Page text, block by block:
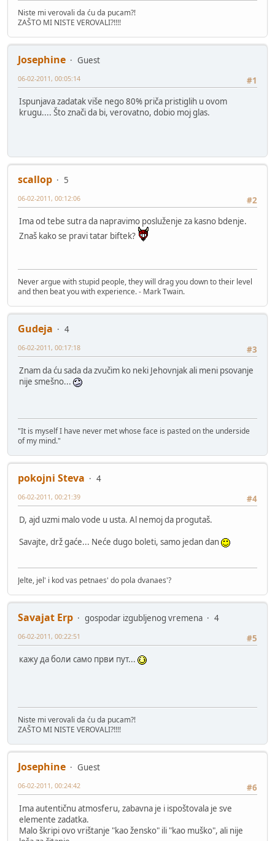
Niste mi verovali da ću da pucam?!
ZAŠTO MI NISTE VEROVALI?!!!!
Josephine
Guest
#1
06-02-2011, 00:05:14
Ispunjava zadatak više nego 80% priča pristiglih u ovom
krugu.... Što znači da bi, verovatno, dobio moj glas.
scallop
5
#2
06-02-2011, 00:12:06
Ima od tebe sutra da napravimo posluženje za kasno bdenje.
Znaš kako se pravi tatar biftek?
Never argue with stupid people, they will drag you down to their level
and then beat you with experience. - Mark Twain.
Gudeja
4
#3
06-02-2011, 00:17:18
Znam da ću sada da zvučim ko neki Jehovnjak ali meni psovanje
nije smešno...
"It is myself I have never met whose face is pasted on the underside
of my mind."
pokojni Steva
4
#4
06-02-2011, 00:21:39
D, ajd uzmi malo vode u usta. Al nemoj da progutaš.
Savajte, drž gaće... Neće dugo boleti, samo jedan dan
Jelte, jel' i kod vas petnaes' do pola dvanaes'?
Savajat Erp gospodar izgubljenog vremena
4
#5
06-02-2011, 00:22:51
кажу да боли само први пут...
Niste mi verovali da ću da pucam?!
ZAŠTO MI NISTE VEROVALI?!!!!
Josephine
Guest
#6
06-02-2011, 00:24:42
Ima autentičnu atmosferu, zabavna je i ispoštovala je sve
elemente zadatka.
Malo škripi ovo vrištanje "kao žensko" ili "kao muško", ali nije